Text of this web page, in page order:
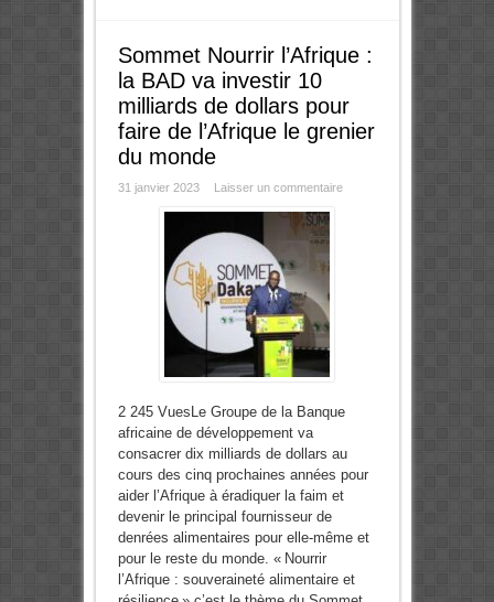
Sommet Nourrir l’Afrique :
la BAD va investir 10
milliards de dollars pour
faire de l’Afrique le grenier
du monde
31 janvier 2023 Laisser un commentaire
2 245 VuesLe Groupe de la Banque
africaine de développement va
consacrer dix milliards de dollars au
cours des cinq prochaines années pour
aider l’Afrique à éradiquer la faim et
devenir le principal fournisseur de
denrées alimentaires pour elle-même et
pour le reste du monde. « Nourrir
l’Afrique : souveraineté alimentaire et